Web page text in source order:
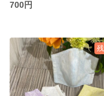
700円